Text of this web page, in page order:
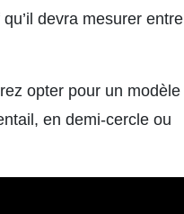
devra mesurer entre
opter pour un modèle
en demi-cercle ou